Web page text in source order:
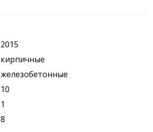
2015
кирпичные
железобетонные
10
1
8